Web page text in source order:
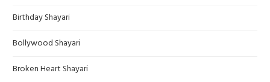
Birthday Shayari
Bollywood Shayari
Broken Heart Shayari